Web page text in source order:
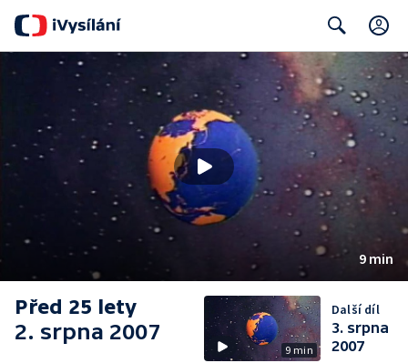
Search
9 min
Před 25 lety
2. srpna 2007
9 min
Další díl
3. srpna
2007